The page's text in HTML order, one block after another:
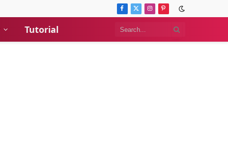
Facebook
X
Instagram
Pinterest
Tutorial